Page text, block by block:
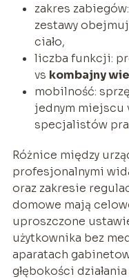
zakres
zestawy
ciało,
liczba funkcji:
vs kombajny
mobilność:
jednym miejscu
specjalistów
Różnice między
profesjonalnymi
oraz zakresie
domowe mają
uproszczone
użytkownika bez
aparatach
głębokości